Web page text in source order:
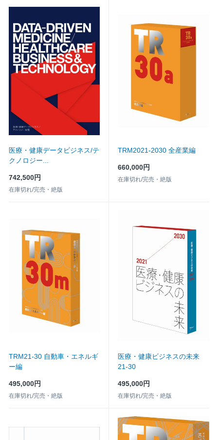
医療・健康データビジネス/テ
クノロジー...
742,500円
在庫切れ/完売・絶版
TRM2021-2030 全産業編
660,000円
在庫切れ/完売・絶版
TRM21-30 自動車・エネルギ
ー編
495,000円
在庫切れ/完売・絶版
医療・健康ビジネスの未来
21-30
495,000円
在庫切れ/完売・絶版